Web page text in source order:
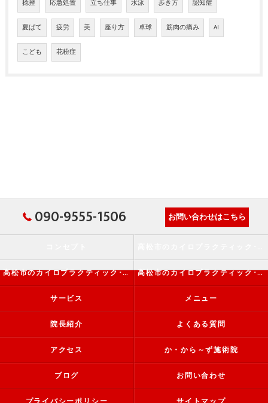
捻挫 応急処置 立ち仕事 水泳 歩き方 認知症
夏ばて 疲労 美 座り方 卓球 筋肉の痛み AI
こども 花粉症
090-9555-1506 お問い合わせはこちら
高松市のカイロプラクティック･か・から～ず施術院の評判 高松市のカイロプラクティック･か・から～ず施術院のお客様の声
サービス メニュー
院長紹介 よくある質問
アクセス か・から～ず施術院
ブログ お問い合わせ